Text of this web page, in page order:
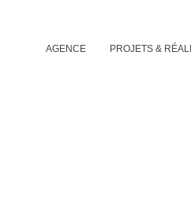
AGENCE PROJETS &